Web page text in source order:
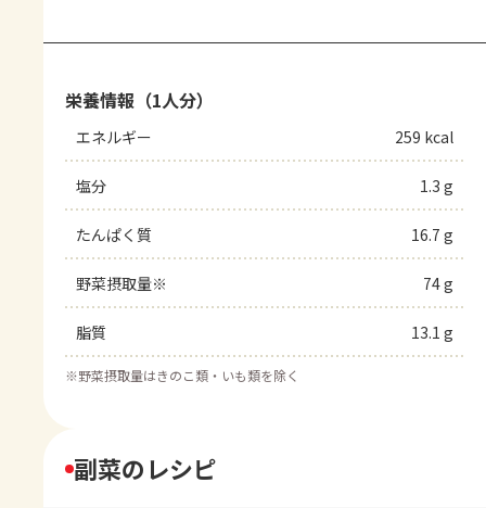
栄養情報（1人分）
エネルギー 259 kcal
塩分 1.3 g
たんぱく質 16.7 g
野菜摂取量※ 74 g
脂質 13.1 g
※野菜摂取量はきのこ類・いも類を除く
副菜のレシピ